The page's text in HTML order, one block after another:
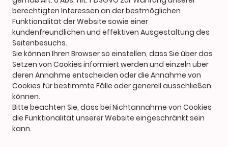
berechtigten Interessen an der bestmöglichen
Funktionalität der Website sowie einer
kundenfreundlichen und effektiven Ausgestaltung des
Seitenbesuchs.
Sie können Ihren Browser so einstellen, dass Sie über das
Setzen von Cookies informiert werden und einzeln über
deren Annahme entscheiden oder die Annahme von
Cookies für bestimmte Fälle oder generell ausschließen
können.
Bitte beachten Sie, dass bei Nichtannahme von Cookies
die Funktionalität unserer Website eingeschränkt sein
kann.